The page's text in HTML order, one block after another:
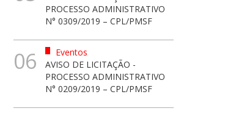
PROCESSO ADMINISTRATIVO
N° 0309/2019 – CPL/PMSF
06
Eventos
AVISO DE LICITAÇÃO -
PROCESSO ADMINISTRATIVO
N° 0209/2019 – CPL/PMSF